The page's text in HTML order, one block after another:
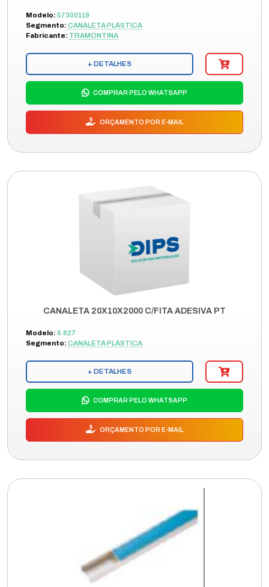
Modelo: 57300119
Segmento: CANALETA PLÁSTICA
Fabricante: TRAMONTINA
+ DETALHES
COMPRAR PELO WHATSAPP
ORÇAMENTO POR E-MAIL
CANALETA 20X10X2000 C/FITA ADESIVA PT
Modelo: 6.827
Segmento: CANALETA PLÁSTICA
+ DETALHES
COMPRAR PELO WHATSAPP
ORÇAMENTO POR E-MAIL